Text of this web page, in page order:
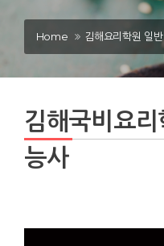
Home 김해요리학원 일반
김해국비요리
능사